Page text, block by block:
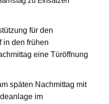
für den
in den frühen
eine Türöffnung
späten Nachmittag mit
im